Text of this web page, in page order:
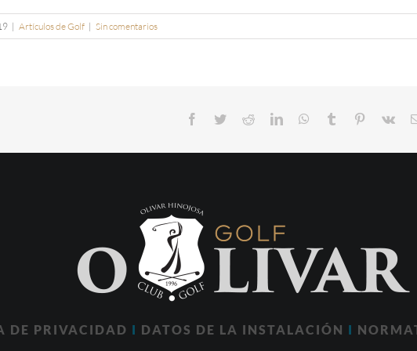
| Artículos de Golf | Sin comentarios
Facebook
TwitterRedditLinkedInWhatsApp
Tumblr Pinterest
Vk
DE PRIVACIDAD I DATOS DE LA INSTALACIÓN I